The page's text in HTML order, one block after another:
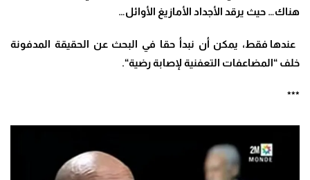
هناك… حيث يرقد الأجداد الأمازيغ الأوائل…
عندها فقط، يمكن أن نبدأ حقا في البحث عن الحقيقة المدفونة
خلف “المضاعفات التعفنية لإصابة رضية“
.
***